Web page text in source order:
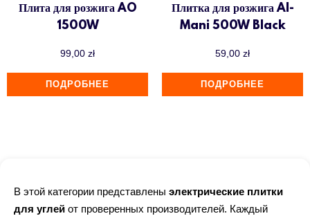
Плита для розжига AO
1500W
99,00 zł
ПОДРОБНЕЕ
Плитка для розжига Al-
Mani 500W Black
59,00 zł
ПОДРОБНЕЕ
В этой категории представлены электрические плитки
для углей от проверенных производителей. Каждый